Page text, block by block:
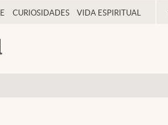
CURIOSIDADES VIDA ESPIRITUAL